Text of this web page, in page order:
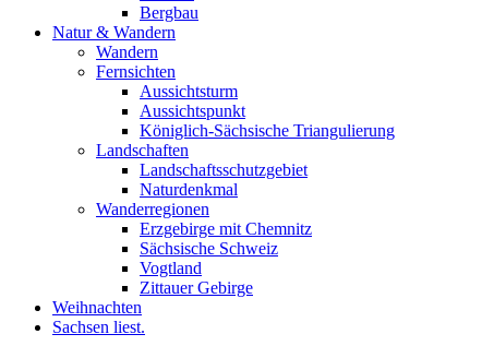
Bergbau
Natur & Wandern
Wandern
Fernsichten
Aussichtsturm
Aussichtspunkt
Königlich-Sächsische Triangulierung
Landschaften
Landschaftsschutzgebiet
Naturdenkmal
Wanderregionen
Erzgebirge mit Chemnitz
Sächsische Schweiz
Vogtland
Zittauer Gebirge
Weihnachten
Sachsen liest.